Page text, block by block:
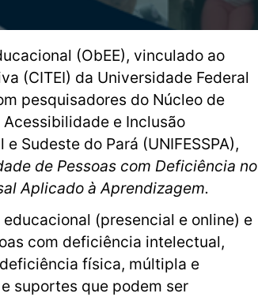
(ObEE), vinculado ao
(CITEI) da Universidade Federal
pesquisadores do Núcleo de
e Inclusão
Sudeste do Pará (UNIFESSPA),
de Pessoas com Deficiência no
Aplicado à Aprendizagem.
(presencial e online) e
com deficiência intelectual,
física, múltipla e
suportes que podem ser